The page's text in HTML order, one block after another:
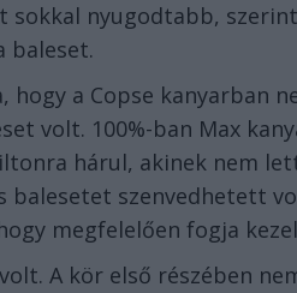
nyugodtabb,
baleset.
a Copse kanyarban
volt. 100%-ban Max
hárul, akinek nem
balesetet szenvedhetett
megfelelően fogja
A kör első részében